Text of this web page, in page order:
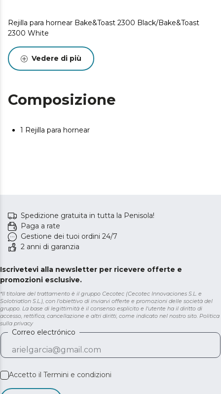
Rejilla para hornear Bake&Toast 2300 Black/Bake&Toast
2300 White
Vedere di più
Composizione
1 Rejilla para hornear
Spedizione gratuita in tutta la Penisola!
Paga a rate
Gestione dei tuoi ordini 24/7
2 anni di garanzia
Iscrivetevi alla newsletter per ricevere offerte e
promozioni esclusive.
*Il titolare del trattamento è il gruppo Cecotec (Cecotec Innovaciones S.L. e
Solotriatlon S.L.), con l'obiettivo di inviarvi offerte e promozioni delle società del
gruppo. La base di legittimità è il consenso esplicito e l'utente ha il diritto di
accesso, rettifica, cancellazione e altri diritti, come indicato nel nostro sito. Politica
sulla privacy
Correo electrónico
Accetto il Termini e condizioni